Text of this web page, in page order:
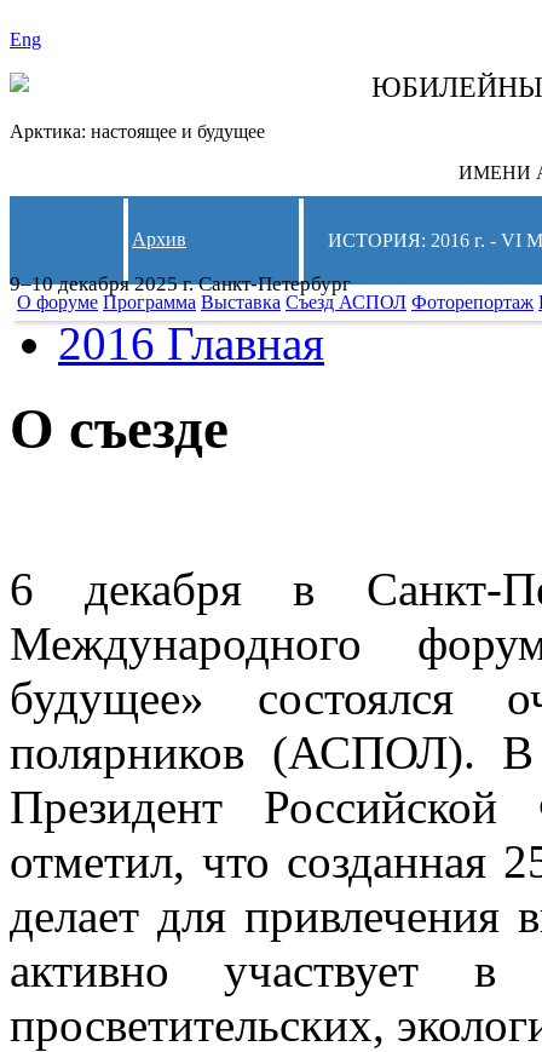
Eng
Арктика: настоящее и будущее
ИМЕНИ
9–10 декабря 2025 г. Санкт-Петербург
Архив ИСТОРИЯ: 2016 г. -
О форуме Программа Выставка Съезд АСПОЛ Фоторепортаж
2016 Главная
О съезде
6 декабря в Санкт-
Международного
будущее» состоялся
полярников (АСПОЛ). В
Президент
отметил, что созданная
делает для привлечения
активно участвует в
просветительских,